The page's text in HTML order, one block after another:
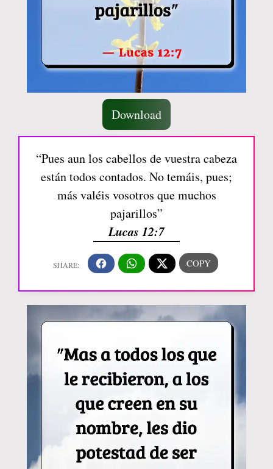
Download
“Pues aun los cabellos de vuestra cabeza
están todos contados. No temáis, pues;
más valéis vosotros que muchos
pajarillos”
Lucas 12:7